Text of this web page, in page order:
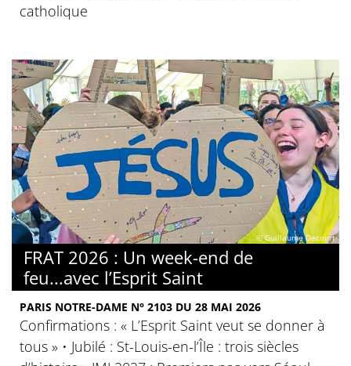
catholique
© Guillaume Decourt
FRAT 2026 : Un week-end de
feu...avec l’Esprit Saint
PARIS NOTRE-DAME N° 2103 DU 28 MAI 2026
Confirmations : « L’Esprit Saint veut se donner à
tous » • Jubilé : St-Louis-en-l’Île : trois siècles